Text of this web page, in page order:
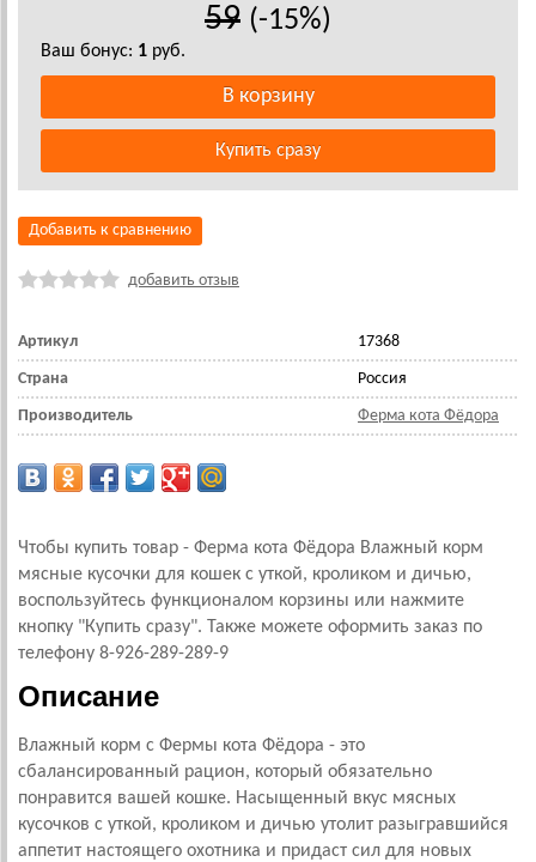
59 (-15%)
Ваш бонус: 1 руб.
Добавить к сравнению
добавить отзыв
Артикул 17368
Страна Россия
Производитель Ферма кота Фёдора
Чтобы купить товар - Ферма кота Фёдора Влажный корм
мясные кусочки для кошек с уткой, кроликом и дичью,
воспользуйтесь функционалом корзины или нажмите
кнопку "Купить сразу". Также можете оформить заказ по
телефону 8-926-289-289-9
Описание
Влажный корм с Фермы кота Фёдора - это
сбалансированный рацион, который обязательно
понравится вашей кошке. Насыщенный вкус мясных
кусочков с уткой, кроликом и дичью утолит разыгравшийся
аппетит настоящего охотника и придаст сил для новых